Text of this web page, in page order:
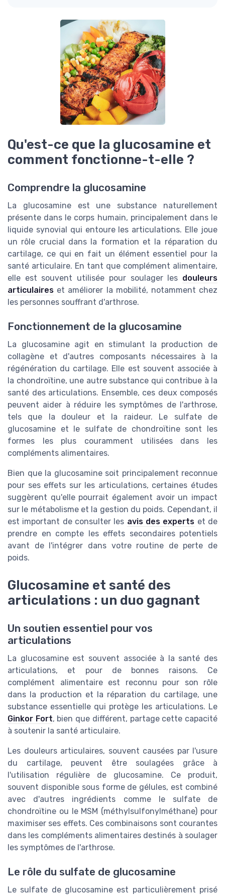
Qu'est-ce que la glucosamine et
comment fonctionne-t-elle ?
Comprendre la glucosamine
La glucosamine est une substance naturellement
présente dans le corps humain, principalement dans le
liquide synovial qui entoure les articulations. Elle joue
un rôle crucial dans la formation et la réparation du
cartilage, ce qui en fait un élément essentiel pour la
santé articulaire. En tant que complément alimentaire,
elle est souvent utilisée pour soulager les douleurs
articulaires et améliorer la mobilité, notamment chez
les personnes souffrant d'arthrose.
Fonctionnement de la glucosamine
La glucosamine agit en stimulant la production de
collagène et d'autres composants nécessaires à la
régénération du cartilage. Elle est souvent associée à
la chondroïtine, une autre substance qui contribue à la
santé des articulations. Ensemble, ces deux composés
peuvent aider à réduire les symptômes de l'arthrose,
tels que la douleur et la raideur. Le sulfate de
glucosamine et le sulfate de chondroïtine sont les
formes les plus couramment utilisées dans les
compléments alimentaires.
Bien que la glucosamine soit principalement reconnue
pour ses effets sur les articulations, certaines études
suggèrent qu'elle pourrait également avoir un impact
sur le métabolisme et la gestion du poids. Cependant, il
est important de consulter les avis des experts et de
prendre en compte les effets secondaires potentiels
avant de l'intégrer dans votre routine de perte de
poids.
Glucosamine et santé des
articulations : un duo gagnant
Un soutien essentiel pour vos
articulations
La glucosamine est souvent associée à la santé des
articulations, et pour de bonnes raisons. Ce
complément alimentaire est reconnu pour son rôle
dans la production et la réparation du cartilage, une
substance essentielle qui protège les articulations. Le
Ginkor Fort, bien que différent, partage cette capacité
à soutenir la santé articulaire.
Les douleurs articulaires, souvent causées par l'usure
du cartilage, peuvent être soulagées grâce à
l'utilisation régulière de glucosamine. Ce produit,
souvent disponible sous forme de gélules, est combiné
avec d'autres ingrédients comme le sulfate de
chondroïtine ou le MSM (méthylsulfonylméthane) pour
maximiser ses effets. Ces combinaisons sont courantes
dans les compléments alimentaires destinés à soulager
les symptômes de l'arthrose.
Le rôle du sulfate de glucosamine
Le sulfate de glucosamine est particulièrement prisé